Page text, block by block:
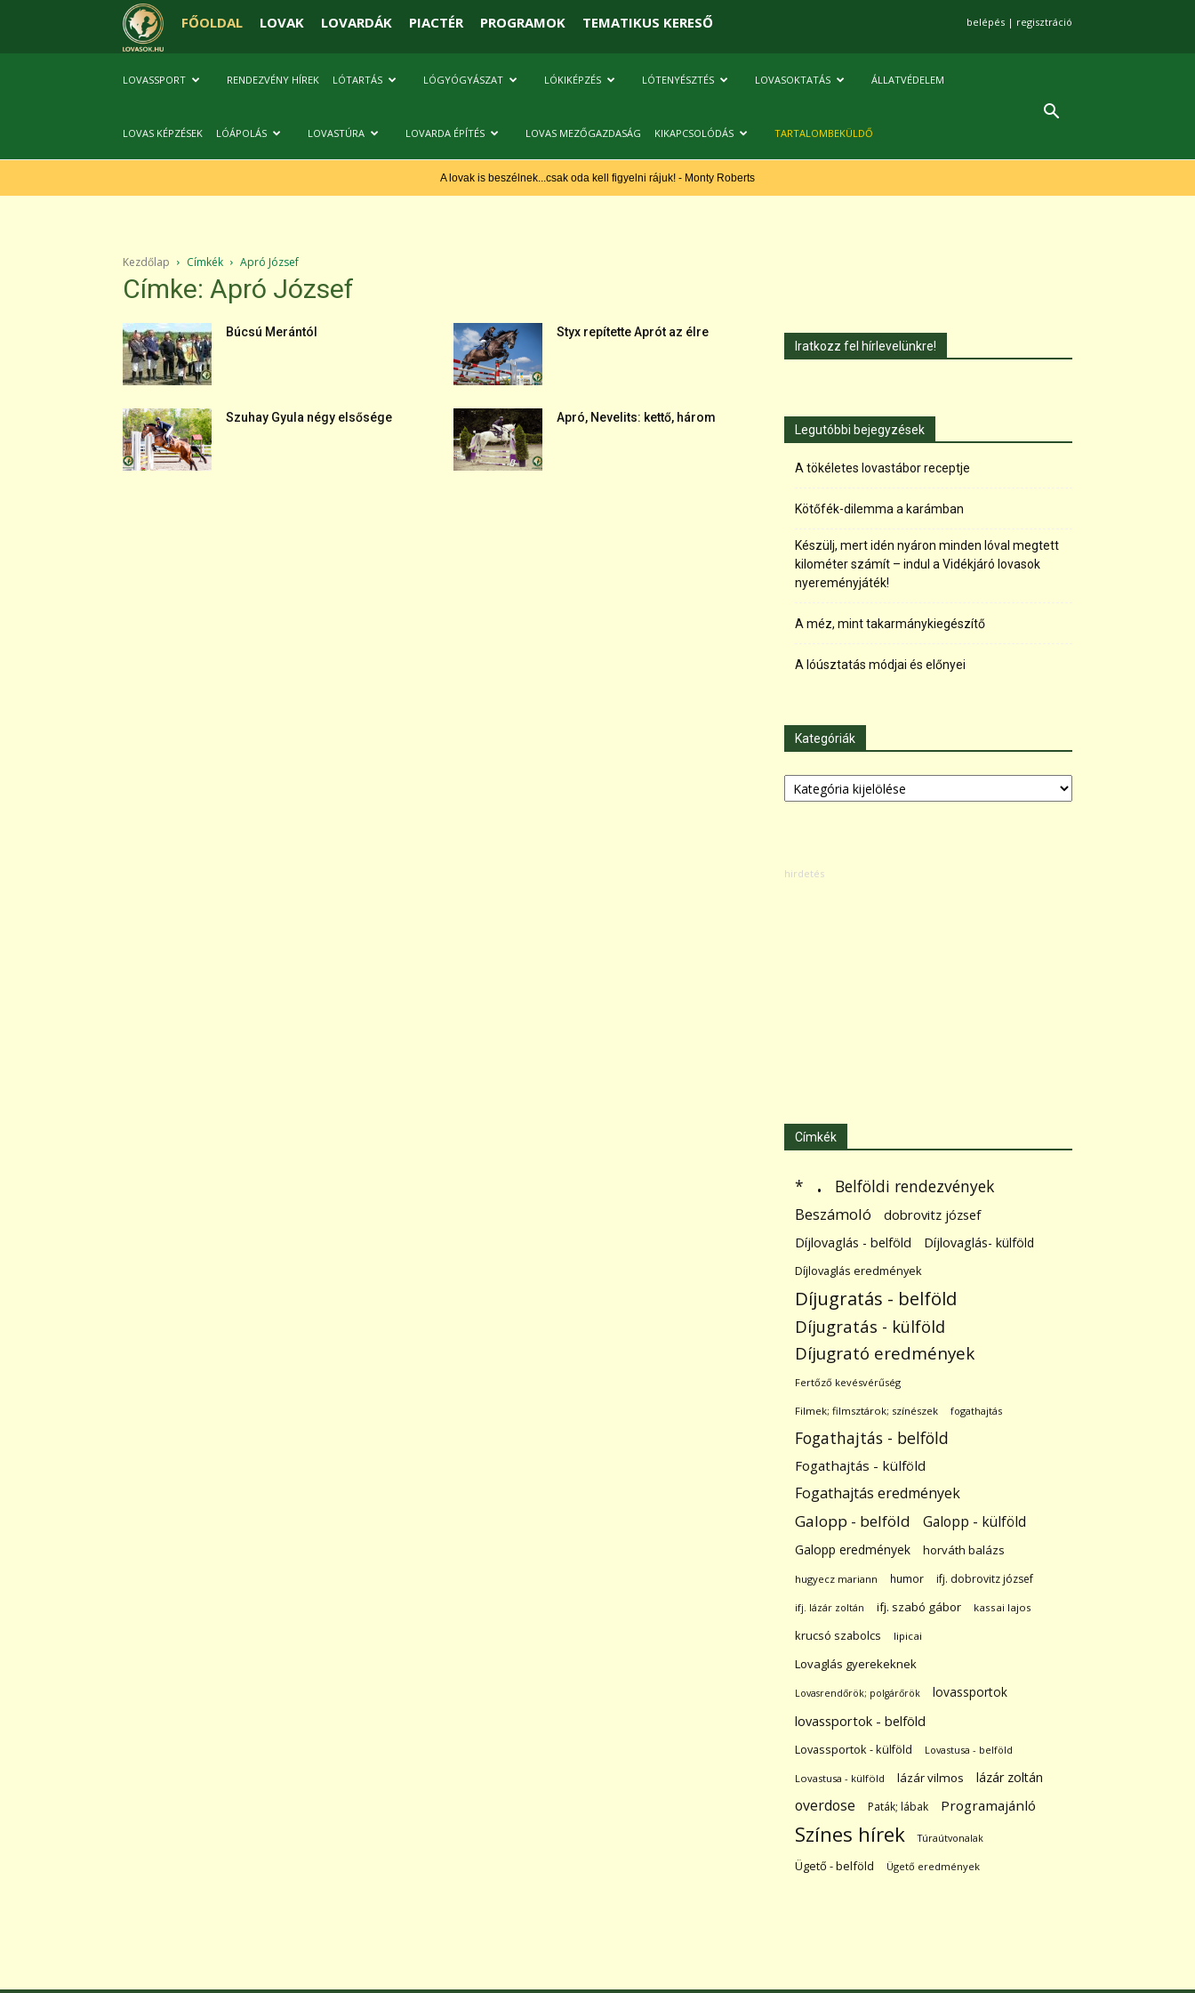
FŐOLDAL LOVAK LOVARDÁK PIACTÉR PROGRAMOK TEMATIKUS KERESŐ belépés | regisztráció
LOVASSPORT RENDEZVÉNY HÍREK LÓTARTÁS LÓGYÓGYÁSZAT LÓKIKÉPZÉS LÓTENYÉSZTÉS LOVASOKTATÁS ÁLLATVÉDELEM
LOVAS KÉPZÉSEK LÓÁPOLÁS LOVASTÚRA LOVARDA ÉPÍTÉS LOVAS MEZŐGAZDASÁG KIKAPCSOLÓDÁS TARTALOMBEKÜLDŐ
A lovak is beszélnek...csak oda kell figyelni rájuk! - Monty Roberts
Kezdőlap Címkék Apró József
Címke: Apró József
Búcsú Merántól Styx repítette Aprót az élre
Szuhay Gyula négy elsősége Apró, Nevelits: kettő, három
Iratkozz fel hírlevelünkre!
Legutóbbi bejegyzések
A tökéletes lovastábor receptje
Kötőfék-dilemma a karámban
Készülj, mert idén nyáron minden lóval megtett
kilométer számít – indul a Vidékjáró lovasok
nyereményjáték!
A méz, mint takarmánykiegészítő
A lóúsztatás módjai és előnyei
Kategóriák
Kategóriák
Címkék
* . Belföldi rendezvények
Beszámoló dobrovitz józsef
Díjlovaglás - belföld Díjlovaglás- külföld
Díjlovaglás eredmények
Díjugratás - belföld
Díjugratás - külföld
Díjugrató eredmények
Fertőző kevésvérűség
Filmek; filmsztárok; színészek fogathajtás
Fogathajtás - belföld
Fogathajtás - külföld
Fogathajtás eredmények
Galopp - belföld Galopp - külföld
Galopp eredmények horváth balázs
hugyecz mariann humor ifj. dobrovitz józsef
ifj. lázár zoltán ifj. szabó gábor kassai lajos
krucsó szabolcs lipicai
Lovaglás gyerekeknek
Lovasrendőrök; polgárőrök
lovassportok
lovassportok - belföld
Lovassportok - külföld Lovastusa - belföld
Lovastusa - külföld lázár vilmos lázár zoltán
overdose Paták; lábak Programajánló
Színes hírek Túraútvonalak
Ügető - belföld Ügető eredmények